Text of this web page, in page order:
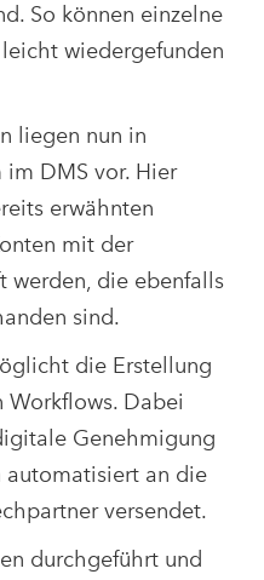
So können einzelne
wiedergefunden
liegen nun in
im DMS vor. Hier
erwähnten
mit der
werden, die ebenfalls
sind.
die Erstellung
Dabei
Genehmigung
an die
versendet.
durchgeführt und